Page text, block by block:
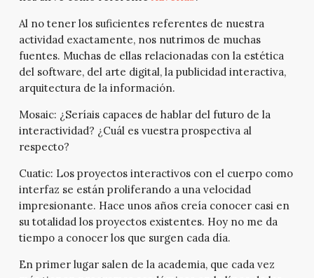
Al no tener los suficientes referentes de nuestra
actividad exactamente, nos nutrimos de muchas
fuentes. Muchas de ellas relacionadas con la estética
del software, del arte digital, la publicidad interactiva,
arquitectura de la información.
Mosaic: ¿Seríais capaces de hablar del futuro de la
interactividad? ¿Cuál es vuestra prospectiva al
respecto?
Cuatic: Los proyectos interactivos con el cuerpo como
interfaz se están proliferando a una velocidad
impresionante. Hace unos años creía conocer casi en
su totalidad los proyectos existentes. Hoy no me da
tiempo a conocer los que surgen cada día.
En primer lugar salen de la academia, que cada vez